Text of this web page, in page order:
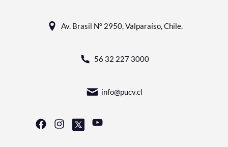
Av. Brasil N° 2950, Valparaíso, Chile.
56 32 227 3000
info@pucv.cl